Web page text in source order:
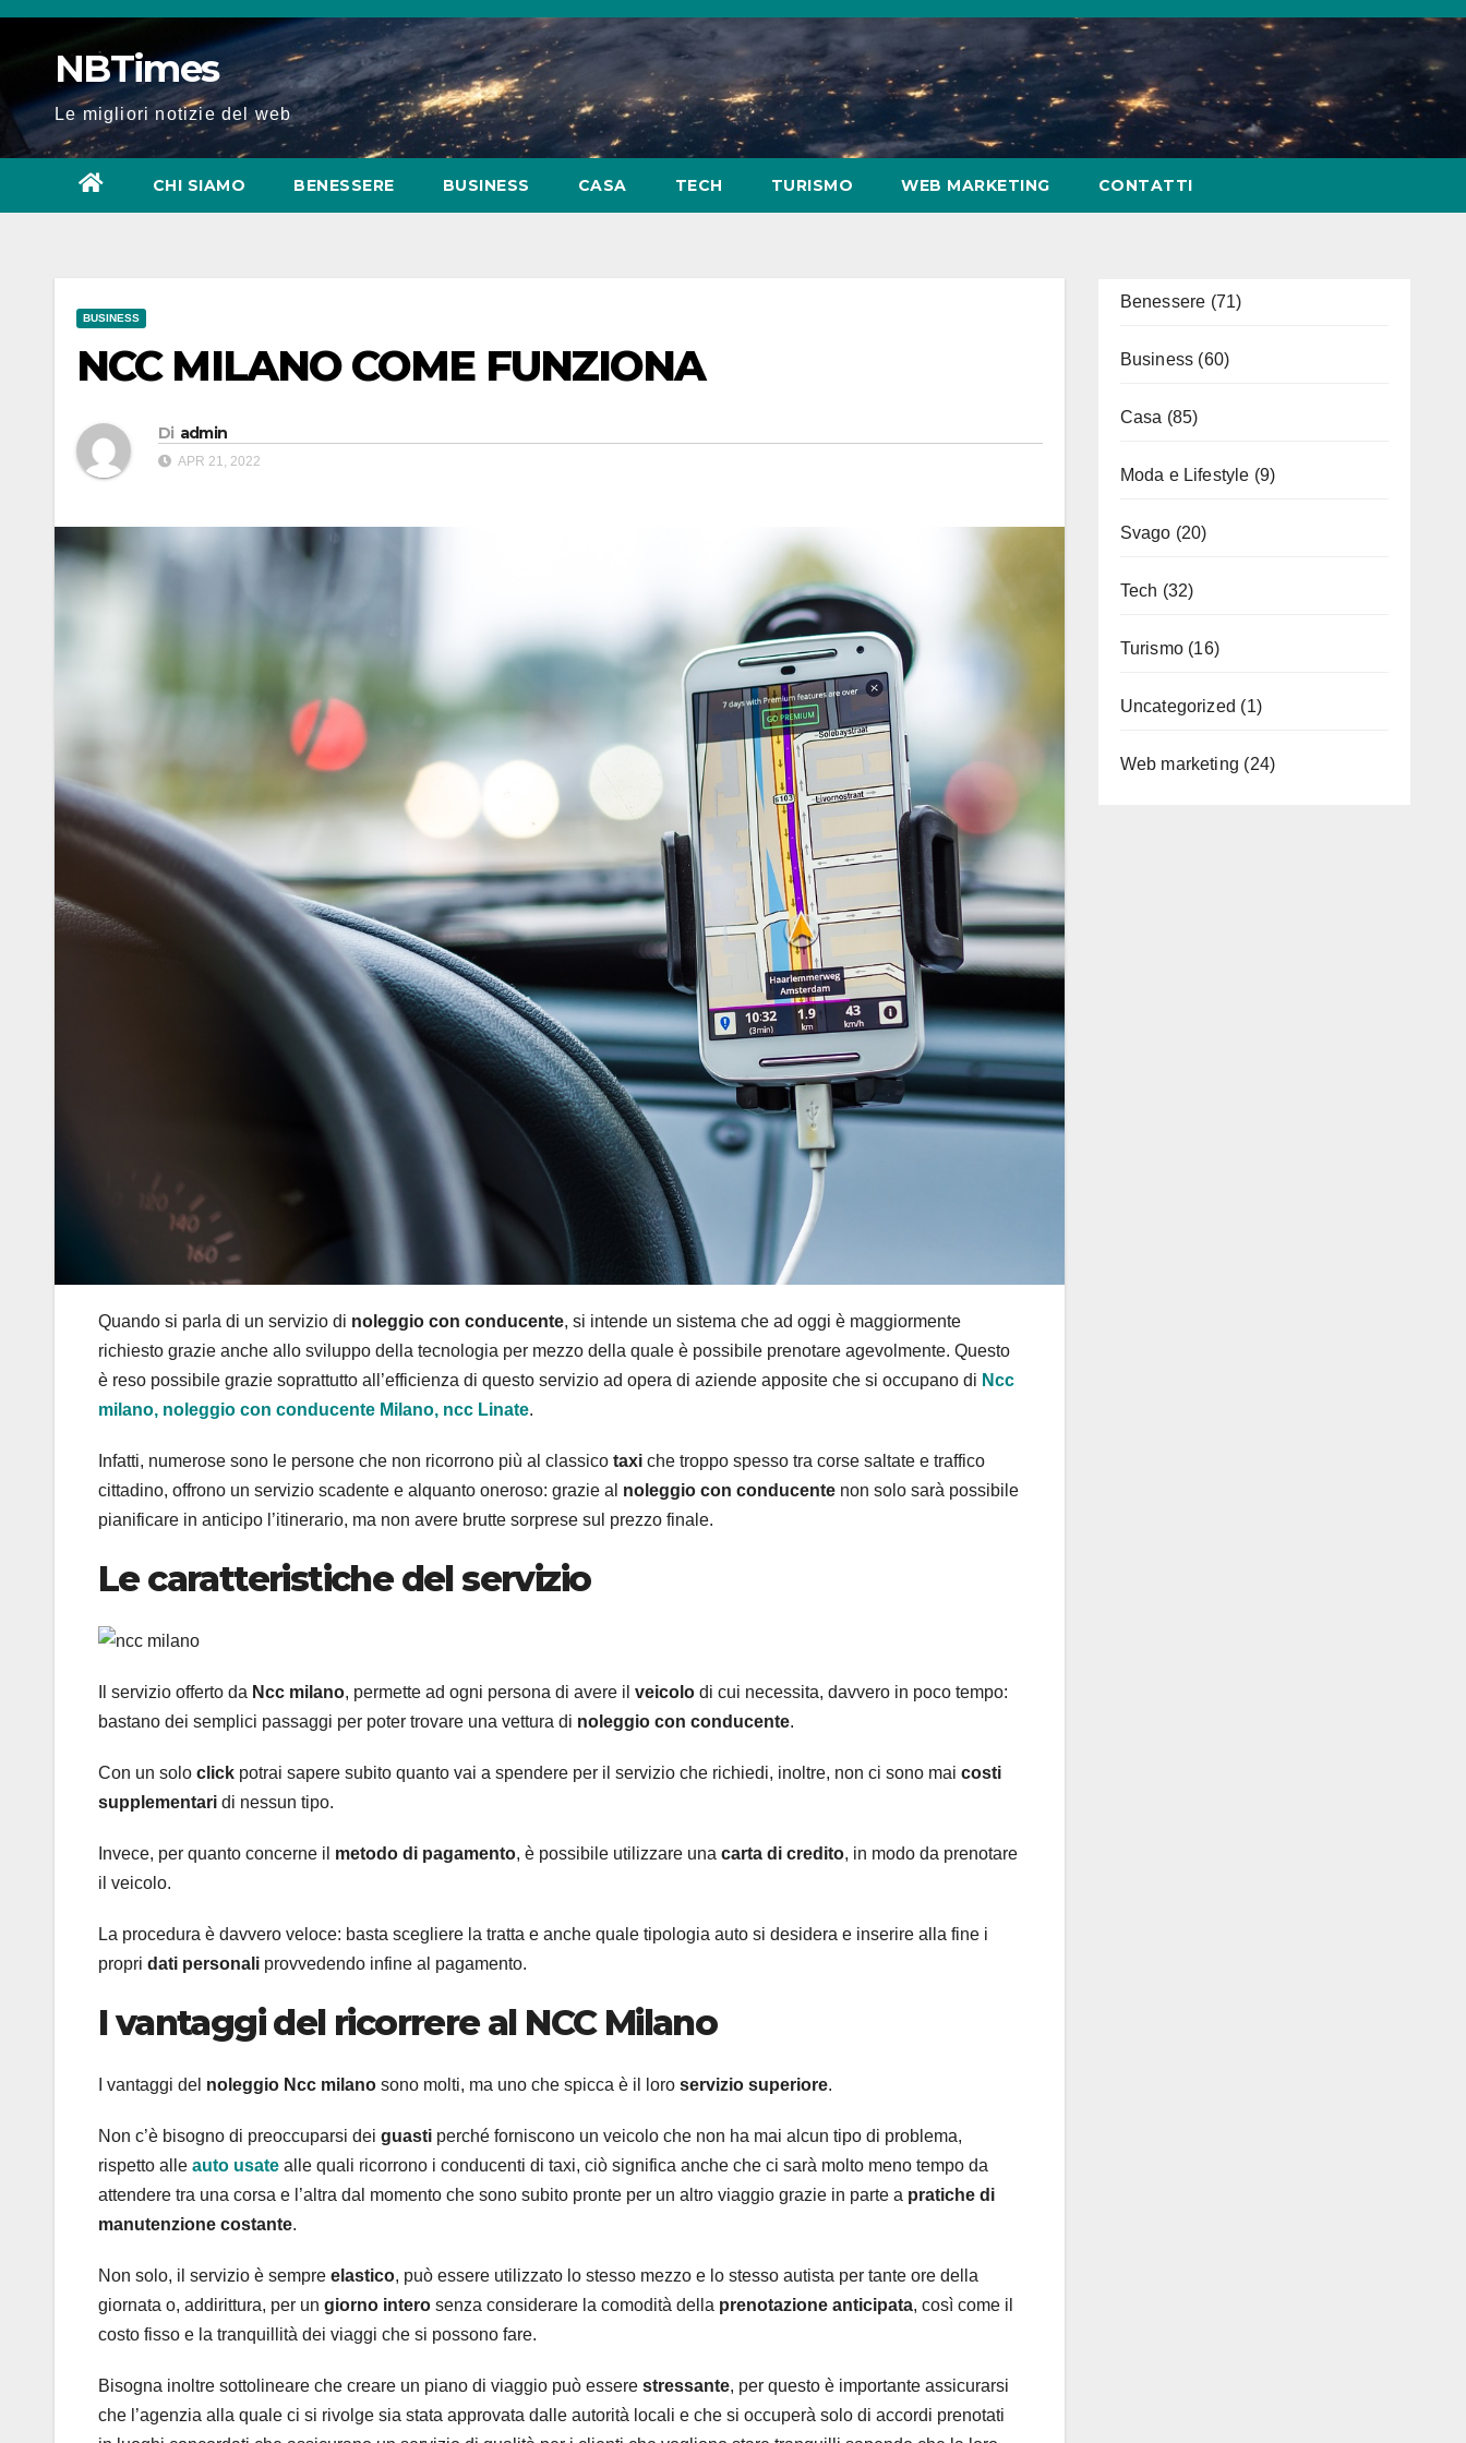
Salta
contenutoNBTimes
Le migliori notizie del web
CHI SIAMO BENESSERE BUSINESS CASA TECH TURISMO WEB MARKETING CONTATTI
BUSINESS
NCC MILANO COME FUNZIONA
Di admin
APR 21, 2022
Quando si parla di un servizio di noleggio con conducente, si intende un sistema che ad oggi è maggiormente
richiesto grazie anche allo sviluppo della tecnologia per mezzo della quale è possibile prenotare agevolmente. Questo
è reso possibile grazie soprattutto all’efficienza di questo servizio ad opera di aziende apposite che si occupano di Ncc
milano, noleggio con conducente Milano, ncc Linate.
Infatti, numerose sono le persone che non ricorrono più al classico taxi che troppo spesso tra corse saltate e traffico
cittadino, offrono un servizio scadente e alquanto oneroso: grazie al noleggio con conducente non solo sarà possibile
pianificare in anticipo l’itinerario, ma non avere brutte sorprese sul prezzo finale.
Le caratteristiche del servizio
Il servizio offerto da Ncc milano, permette ad ogni persona di avere il veicolo di cui necessita, davvero in poco tempo:
bastano dei semplici passaggi per poter trovare una vettura di noleggio con conducente.
Con un solo click potrai sapere subito quanto vai a spendere per il servizio che richiedi, inoltre, non ci sono mai costi
supplementari di nessun tipo.
Invece, per quanto concerne il metodo di pagamento, è possibile utilizzare una carta di credito, in modo da prenotare
il veicolo.
La procedura è davvero veloce: basta scegliere la tratta e anche quale tipologia auto si desidera e inserire alla fine i
propri dati personali provvedendo infine al pagamento.
I vantaggi del ricorrere al NCC Milano
I vantaggi del noleggio Ncc milano sono molti, ma uno che spicca è il loro servizio superiore.
Non c’è bisogno di preoccuparsi dei guasti perché forniscono un veicolo che non ha mai alcun tipo di problema,
rispetto alle auto usate alle quali ricorrono i conducenti di taxi, ciò significa anche che ci sarà molto meno tempo da
attendere tra una corsa e l’altra dal momento che sono subito pronte per un altro viaggio grazie in parte a pratiche di
manutenzione costante.
Non solo, il servizio è sempre elastico, può essere utilizzato lo stesso mezzo e lo stesso autista per tante ore della
giornata o, addirittura, per un giorno intero senza considerare la comodità della prenotazione anticipata, così come il
costo fisso e la tranquillità dei viaggi che si possono fare.
Bisogna inoltre sottolineare che creare un piano di viaggio può essere stressante, per questo è importante assicurarsi
che l’agenzia alla quale ci si rivolge sia stata approvata dalle autorità locali e che si occuperà solo di accordi prenotati
Benessere (71)
Business (60)
Casa (85)
Moda e Lifestyle (9)
Svago (20)
Tech (32)
Turismo(16)
Uncategorized (1)
Web marketing (24)